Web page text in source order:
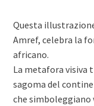
Questa
Amref, celebra la
africano.
La metafora visiva
sagoma del
che simboleggiano